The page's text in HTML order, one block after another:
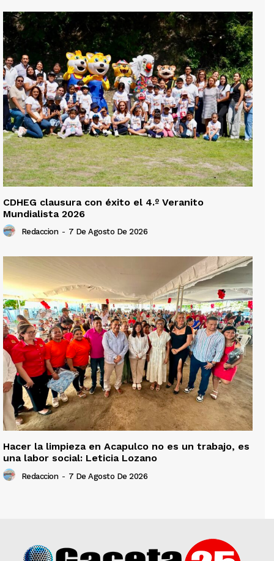
CDHEG clausura con éxito el 4.º Veranito
Mundialista 2026
Redaccion - 7 De Agosto De 2026
Hacer la limpieza en Acapulco no es un trabajo, es
una labor social: Leticia Lozano
Redaccion - 7 De Agosto De 2026